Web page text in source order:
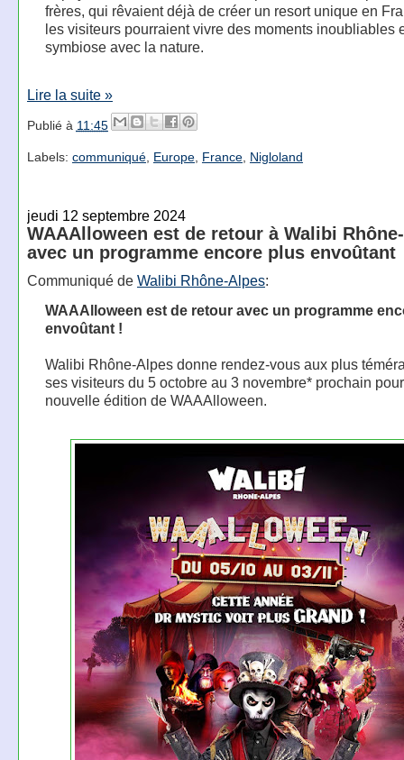
frères, qui rêvaient déjà de créer un resort unique en
les visiteurs pourraient vivre des moments inoubliables
symbiose avec la nature.
Lire la suite »
Publié à 11:45
Labels: communiqué, Europe, France, Nigloland
jeudi 12 septembre 2024
WAAAlloween est de retour à Walibi
avec un programme encore plus envoûtant
Communiqué de Walibi Rhône-Alpes:
WAAAlloween est de retour avec un programme
envoûtant !
Walibi Rhône-Alpes donne rendez-vous aux plus
ses visiteurs du 5 octobre au 3 novembre* prochain
nouvelle édition de WAAAlloween.